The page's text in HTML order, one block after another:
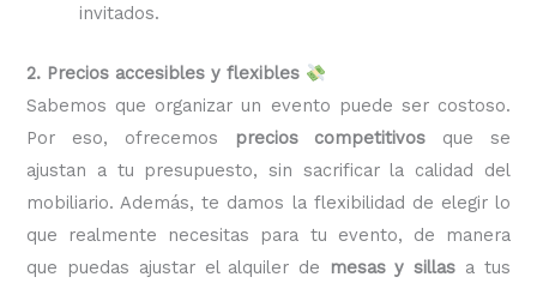
invitados.
2. Precios accesibles y flexibles
Sabemos que organizar un evento puede ser costoso.
Por eso, ofrecemos
precios competitivos que se
ajustan a tu presupuesto, sin sacrificar la calidad del
mobiliario. Además, te damos la flexibilidad de elegir lo
que realmente necesitas para tu evento, de manera
que puedas ajustar el alquiler de
mesas y sillas a tus